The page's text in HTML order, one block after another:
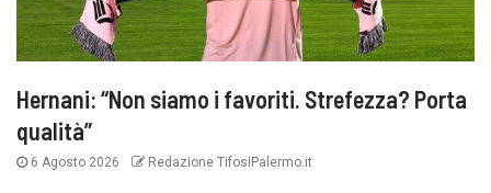
Hernani: “Non siamo i favoriti. Strefezza? Porta
qualità”
6 Agosto 2026 Redazione TifosiPalermo.it